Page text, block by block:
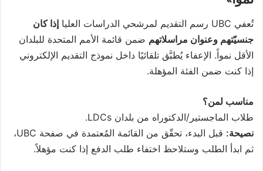
تُعفي UBC رسم التقديم لمرشحي الدراسات العليا
إذا كان
جنسيّتهم وعنوان مراسلاتهم ضمن قائمة الأمم المتحدة للبلدان
الأقل نمواً. الإعفاء يُطبَّق تلقائيًا داخل نموذج التقديم الإلكتروني
إذا كنت ضمن الفئة المؤهلة.
مناسب لمن؟
طلاب الماجستير/الدكتوراه من بلدان LDCs.
نصيحة:
قبل البدء، تحقّق من القائمة المُعتمدة في صفحة UBC،
ثم ابدأ الطلب وستلاحظ اختفاء طلب الدفع إذا كنت مؤهلاً.